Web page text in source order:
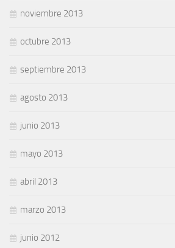
noviembre 2013
octubre 2013
septiembre 2013
agosto 2013
junio 2013
mayo 2013
abril 2013
marzo 2013
junio 2012